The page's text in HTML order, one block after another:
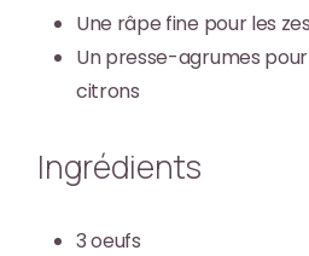
Une râpe fine pour les
Un presse-agrumes
citrons
Ingrédients
3oeufs